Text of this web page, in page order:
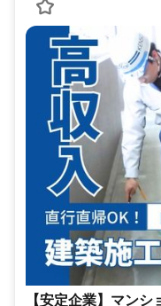
【安定企業】マン